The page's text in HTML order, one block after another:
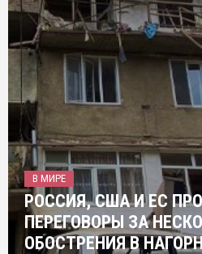
В МИРЕ
РОССИЯ, США И ЕС
ПЕРЕГОВОРЫ ЗА
ОБОСТРЕНИЯ В